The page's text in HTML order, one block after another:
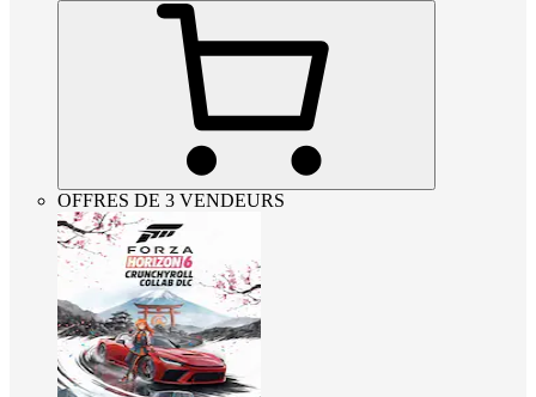
OFFRES DE 3 VENDEURS